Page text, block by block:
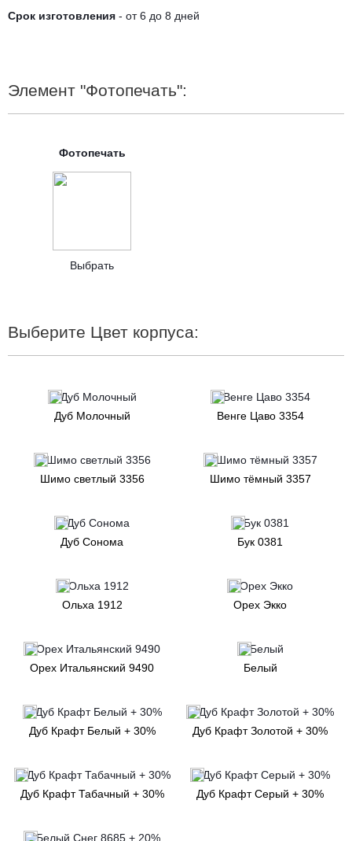
- после оформления заказа, макет выбранной
фотографии будет отправлен на Ваш электронный адрес для
Срок изготовления - от 6 до 8 дней
Элемент "Фотопечать":
Фотопечать
Выбрать
Выберите Цвет корпуса:
Дуб Молочный Венге Цаво 3354
Шимо светлый 3356 Шимо тёмный 3357
Дуб Сонома Бук 0381
Ольха 1912 Орех Экко
Орех Итальянский 9490 Белый
Дуб Крафт Белый + 30% Дуб Крафт Золотой + 30%
Дуб Крафт Табачный + 30% Дуб Крафт Серый + 30%